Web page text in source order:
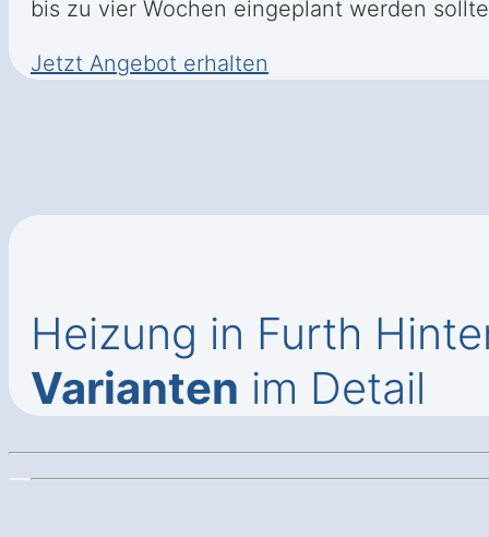
bis zu vier Wochen eingeplant werden
Jetzt Angebot erhalten
Heizung in Furth
Varianten im Detail